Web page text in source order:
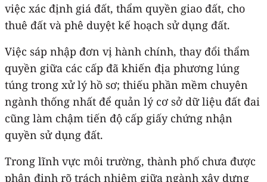
việc xác định giá đất, thẩm quyền giao đất, cho
thuê đất và phê duyệt kế hoạch sử dụng đất.
Việc sáp nhập đơn vị hành chính, thay đổi thẩm
quyền giữa các cấp đã khiến địa phương lúng
túng trong xử lý hồ sơ; thiếu phần mềm chuyên
ngành thống nhất để quản lý cơ sở dữ liệu đất đai
cũng làm chậm tiến độ cấp giấy chứng nhận
quyền sử dụng đất.
Trong lĩnh vực môi trường, thành phố chưa được
phân định rõ trách nhiệm giữa ngành xây dựng